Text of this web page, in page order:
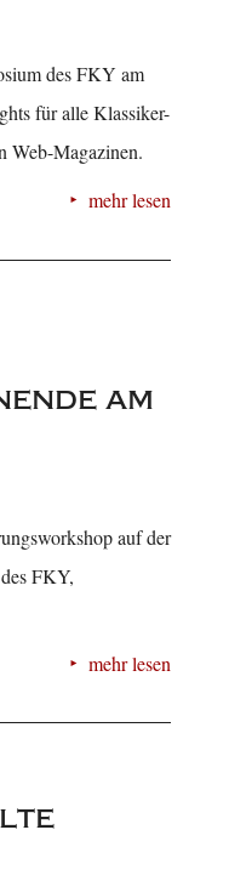
des FKY am
für alle Klassiker-
Web-Magazinen.
mehr lesen
am
auf der
FKY,
mehr lesen